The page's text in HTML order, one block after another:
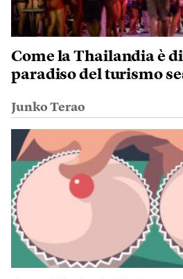
Come la Thailandia è
paradiso del turismo
Junko Terao